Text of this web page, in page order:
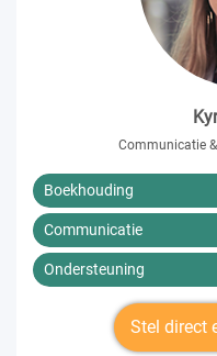
Communicatie
Boekhouding
Communicatie
Ondersteuning
Stel direct